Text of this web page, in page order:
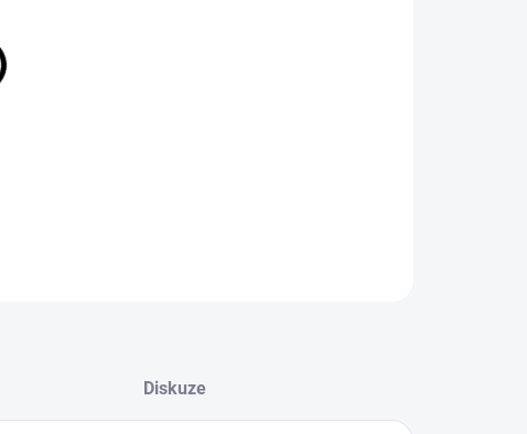
Batoh (vak) s dvěma šňůrkami přes rameno, červený
Diskuze